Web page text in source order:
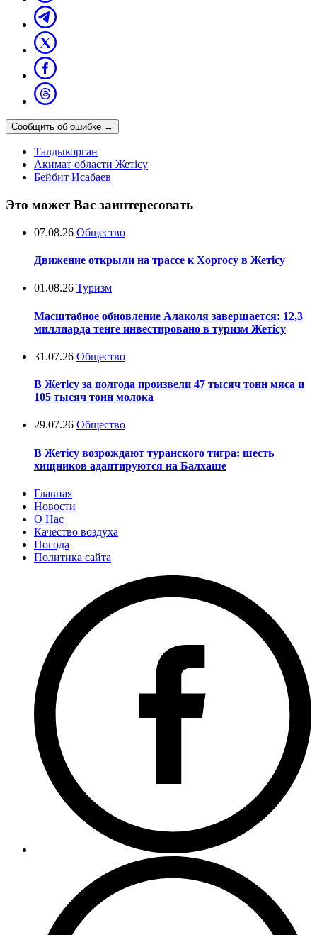
Сообщить об ошибке →
Талдыкорган
Акимат области Жетісу
Бейбит Исабаев
Это может Вас заинтересовать
07.08.26 Общество
Движение открыли на трассе к Хоргосу в Жетісу
01.08.26 Туризм
Масштабное обновление Алаколя завершается: 12,3
миллиарда тенге инвестировано в туризм Жетісу
31.07.26 Общество
В Жетісу за полгода произвели 47 тысяч тонн мяса и
105 тысяч тонн молока
29.07.26 Общество
В Жетісу возрождают туранского тигра: шесть
хищников адаптируются на Балхаше
Главная
Новости
О Нас
Качество воздуха
Погода
Политика сайта